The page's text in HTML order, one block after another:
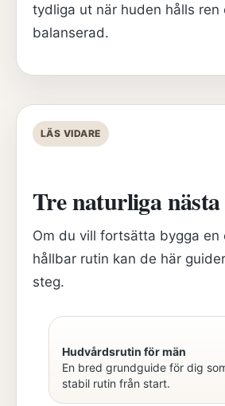
tydliga ut när huden hålls ren
balanserad.
LÄS VIDARE
Tre naturliga nästa
Om du vill fortsätta bygga en
hållbar rutin kan de här
steg.
Hudvårdsrutin för män
En bred grundguide för dig
stabil rutin från start.